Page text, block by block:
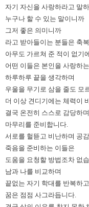
자기 자신을 사랑하라고 말
누구나 할 수 있는 말이니까
그저 좋은 의미니까
라고 받아들이는 분들은 축
아무도 가르쳐 준 적이 없기
어떤 이들은 본인을 사랑하
하루하루 끝을 생각하며
우울을 무기로 삼을 줄도 모
더 이상 견디기에는 체력이
결국 온전히 스스로 감당하며
마무리를 준비합니다.
서로를 헐뜯고 비난하며 공
죽음을 준비하는 이들은
도움을 요청할 방법조차 없
남과 나를 비교하며
끝없는 자기 학대를 반복하고
꿈은 점점 사그라듭니다.